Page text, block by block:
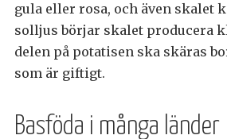
gula eller rosa, och även skalet
solljus börjar skalet producera
delen på potatisen ska skäras
som är giftigt.
Basföda i många länder